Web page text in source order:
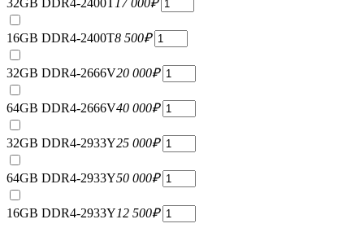
16GB DDR4-2400T8 500₽
32GB DDR4-2666V20 000₽
64GB DDR4-2666V40 000₽
32GB DDR4-2933Y25 000₽
64GB DDR4-2933Y50 000₽
16GB DDR4-2933Y12 500₽